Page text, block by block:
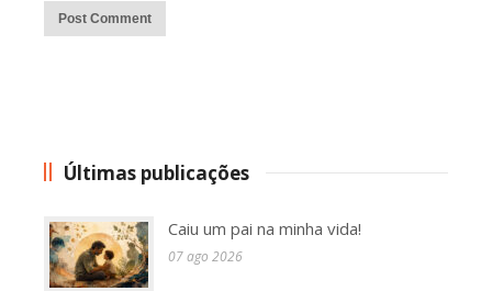
Últimas publicações
Caiu um pai na minha vida!
07 ago 2026